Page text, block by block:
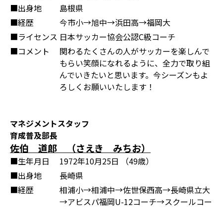
■出身地
島根県
■経歴
今市小→旭中→浜田高→福岡大
■ライセンス 日本サッカー協会公認C級コーチ
■コメント
関わるたくさんの人がサッカーを楽しんで
もらい笑顔になれるように、全力で取り組
んでいきたいと思います。今シーズンもよ
ろしくお願いいたします！
マネジメントスタッフ
育成普及部長
佐伯 道郎 （さえき みちお）
■生年月日
1972年10月25日 （49歳）
■出身地
長崎県
■経歴
相浦小→相浦中→佐世保西高→長崎県立大
→アビスパ福岡U-12コーチ→スクールコー